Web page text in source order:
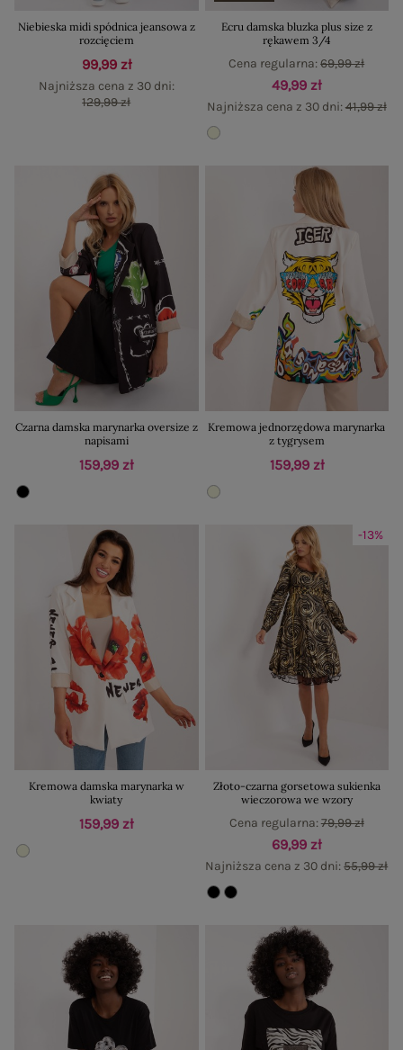
Niebieska midi spódnica jeansowa z
rozcięciem
99,99 zł
Najniższa cena z 30 dni:
129,99 zł
Ecru damska bluzka plus size z
rękawem 3/4
49,99 zł
Najniższa cena z 30 dni:41,99 zł
Cena regularna:69,99 zł
Czarna damska marynarka oversize z
napisami
159,99 zł
Kremowa jednorzędowa marynarka
z tygrysem
159,99 zł
Kremowa damska marynarka w
kwiaty
159,99 zł
-13%
Złoto-czarna gorsetowa sukienka
wieczorowa we wzory
69,99 zł
Najniższa cena z 30 dni:55,99 zł
Cena regularna:79,99 zł